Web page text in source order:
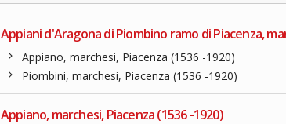
Appiani d'Aragona di Piombino ramo di Piacenza,
Appiano, marchesi, Piacenza (1536 -1920)
Piombini, marchesi, Piacenza (1536 -1920)
Appiano, marchesi, Piacenza (1536 -1920)